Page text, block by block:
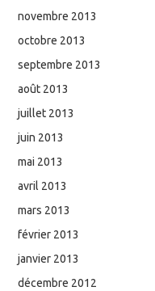
novembre 2013
octobre 2013
septembre 2013
août 2013
juillet 2013
juin 2013
mai 2013
avril 2013
mars 2013
février 2013
janvier 2013
décembre 2012